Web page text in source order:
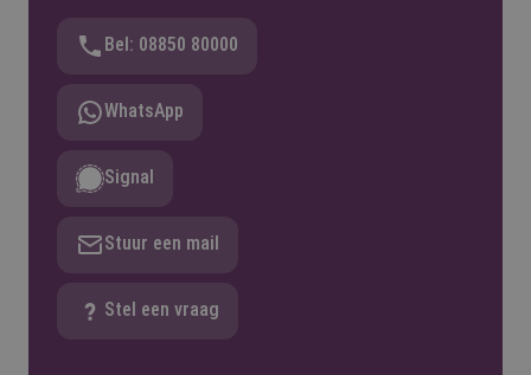
Bel: 08850 80000
WhatsApp
Signal
Stuur een mail
Stel een vraag